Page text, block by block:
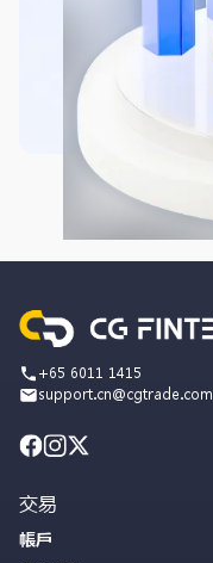
+65 6011 1415
support.cn@cgtrade.com
交易
帳戶